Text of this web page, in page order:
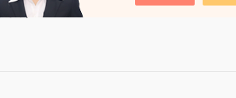
位检查